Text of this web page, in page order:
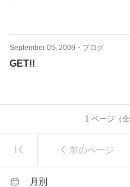
September 05, 2009 ・ ブログ
GET!!
1 ページ（全
前のページ
月別